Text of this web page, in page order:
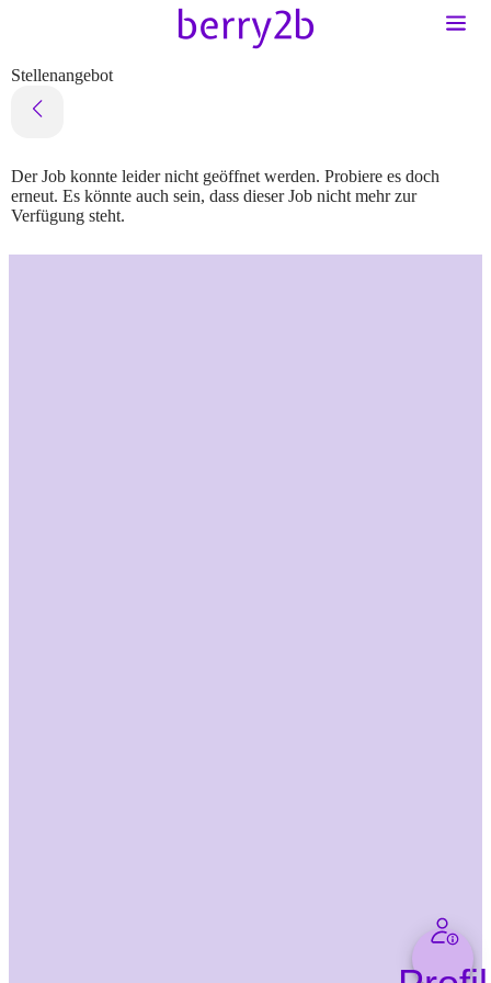
Stellenangebot
Der Job konnte leider nicht geöffnet werden. Probiere es doch
erneut. Es könnte auch sein, dass dieser Job nicht mehr zur
Verfügung steht.